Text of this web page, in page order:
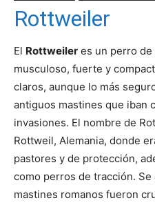
Rottweiler
El Rottweiler es un perro de
musculoso, fuerte y
claros, aunque lo más
antiguos mastines que iban
invasiones. El nombre de
Rottweil, Alemania, donde
pastores y de protección,
como perros de tracción.
mastines romanos fueron